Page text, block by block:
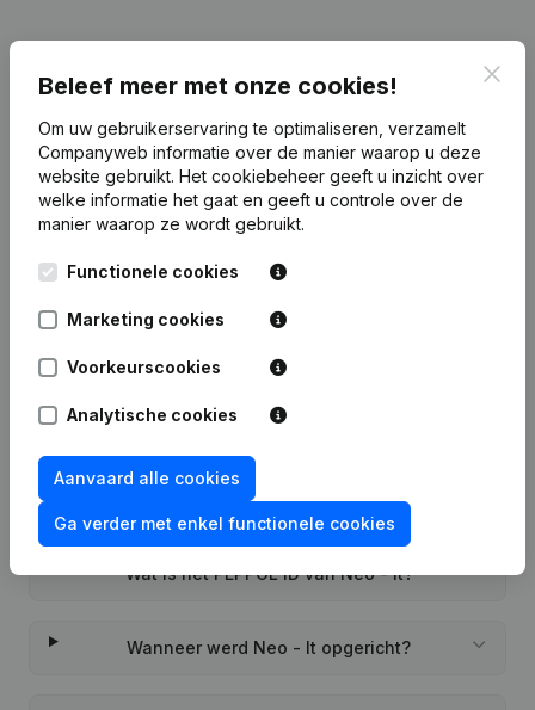
Datum Publicatie
13-06-2023 Maatschappelijke Zetel (FR)
30-10-2020
Rechtspersoon, Opening Bijkantoor,
Veelgestelde vragen
Wat is het btw-nummer van Neo - It?
Wat is het PEPPOL ID van Neo - It?
Wanneer werd Neo - It opgericht?
Beleef meer met onze cookies!
Om uw gebruikerservaring te optimaliseren, verzamelt
Companyweb informatie over de manier waarop u deze
website gebruikt. Het cookiebeheer geeft u inzicht over
welke informatie het gaat en geeft u controle over de
manier waarop ze wordt gebruikt.
Functionele cookies
Marketing cookies
Voorkeurscookies
Analytische cookies
Aanvaard alle cookies
Ga verder met enkel functionele cookies